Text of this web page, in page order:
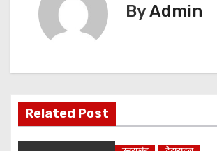
v
i
g
ByAdmin
Related Post